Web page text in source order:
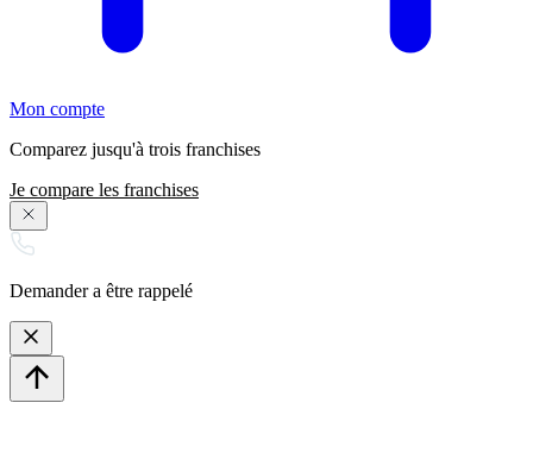
Mon compte
Comparez jusqu'à trois franchises
Je compare les franchises
Demander a être rappelé